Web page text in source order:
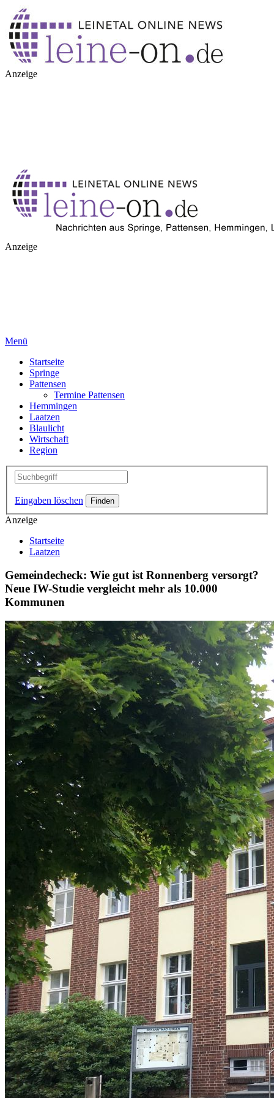
Anzeige
Anzeige
Menü
Startseite
Springe
Pattensen
Termine Pattensen
Hemmingen
Laatzen
Blaulicht
Wirtschaft
Region
Eingaben löschen
Anzeige
Startseite
Laatzen
Gemeindecheck: Wie gut ist Ronnenberg versorgt?
Neue IW-Studie vergleicht mehr als 10.000
Kommunen